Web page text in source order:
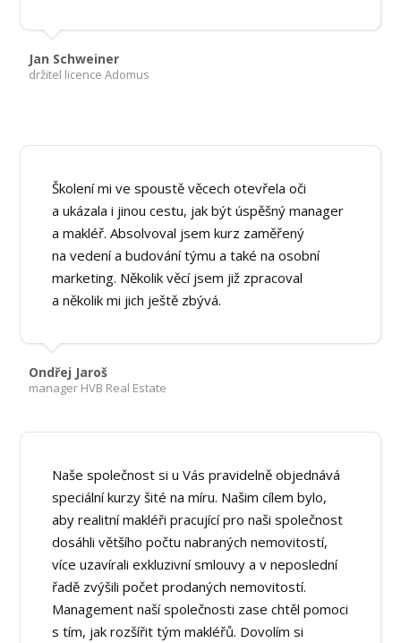
Jan Schweiner
držitel licence Adomus
Školení mi ve spoustě věcech otevřela oči
a ukázala i jinou cestu, jak být úspěšný manager
a makléř. Absolvoval jsem kurz zaměřený
na vedení a budování týmu a také na osobní
marketing. Několik věcí jsem již zpracoval
a několik mi jich ještě zbývá.
Ondřej Jaroš
manager HVB Real Estate
Naše společnost si u Vás pravidelně objednává
speciální kurzy šité na míru. Našim cílem bylo,
aby realitní makléři pracující pro naši společnost
dosáhli většího počtu nabraných nemovitostí,
více uzavírali exkluzivní smlouvy a v neposlední
řadě zvýšili počet prodaných nemovitostí.
Management naší společnosti zase chtěl pomoci
s tím, jak rozšířit tým makléřů. Dovolím si